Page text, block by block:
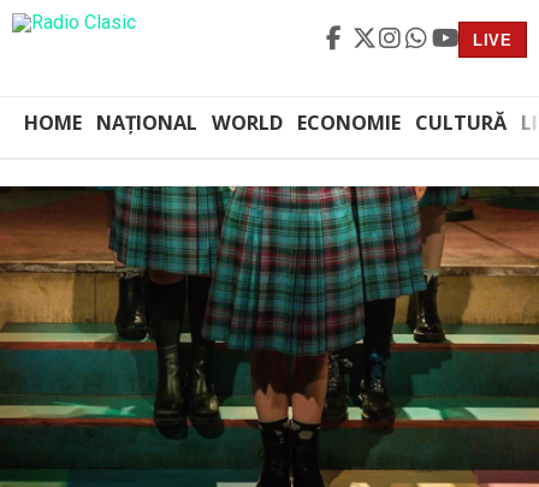
LIVE
HOME NAȚIONAL WORLD ECONOMIE CULTURĂ